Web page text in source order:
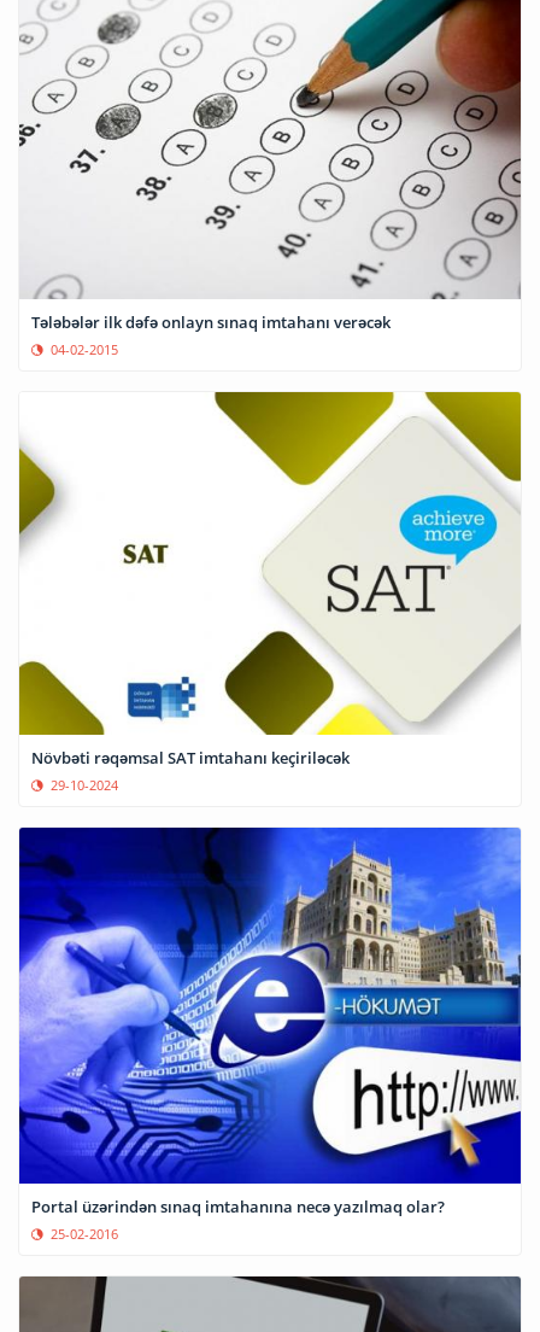
Tələbələr ilk dəfə onlayn sınaq imtahanı verəcək
04-02-2015
Növbəti rəqəmsal SAT imtahanı keçiriləcək
29-10-2024
Portal üzərindən sınaq imtahanına necə yazılmaq olar?
25-02-2016